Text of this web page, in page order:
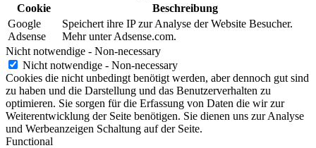
Cookie
Beschreibung
Google
Adsense
Speichert ihre IP zur Analyse der Website Besucher.
Mehr unter Adsense.com.
Nicht notwendige - Non-necessary
Nicht notwendige - Non-necessary
Cookies die nicht unbedingt benötigt werden, aber dennoch gut sind
zu haben und die Darstellung und das Benutzerverhalten zu
optimieren. Sie sorgen für die Erfassung von Daten die wir zur
Weiterentwicklung der Seite benötigen. Sie dienen uns zur Analyse
und Werbeanzeigen Schaltung auf der Seite.
Functional